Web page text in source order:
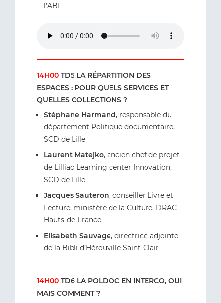
l’ABF
14H00 TD5 LA RÉPARTITION DES
ESPACES : POUR QUELS SERVICES ET
QUELLES COLLECTIONS ?
Stéphane Harmand, responsable du
département Politique documentaire,
SCD de Lille
Laurent Matejko, ancien chef de projet
de Lilliad Learning center Innovation,
SCD de Lille
Jacques Sauteron, conseiller Livre et
Lecture, ministère de la Culture, DRAC
Hauts-de-France
Elisabeth Sauvage, directrice-adjointe
de la Bibli d’Hérouville Saint-Clair
14H00 TD6 LA POLDOC EN INTERCO, OUI
MAIS COMMENT ?